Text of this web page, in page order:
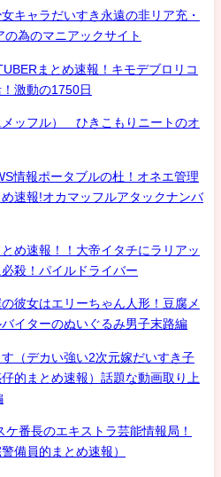
キャラだいすき永遠の非リア充・
為のマニアックサイト
まとめ速報！キモデブロリコ
激動の1750日
メッフル） ひきこもりニートのオ
情報ポータブルの杜！オネエ管理
速報!オカマッフルアタックナンバ
め速報！！大帝イタチにラリアッ
殺！パイルドライバー
彼女はエリーちゃん人形！豆腐メ
イターのぬいぐるみ男子末路編
（デカい強い2次元嫁だいすき子
的まとめ速報）話題な動画取り上
番長のエキストラ芸能情報局！
備員的まとめ速報）